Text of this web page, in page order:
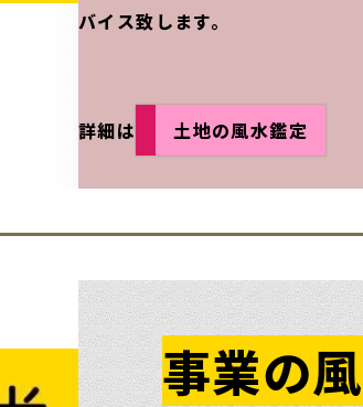
バイス致します。
詳細は 土地の風水鑑定
事業の